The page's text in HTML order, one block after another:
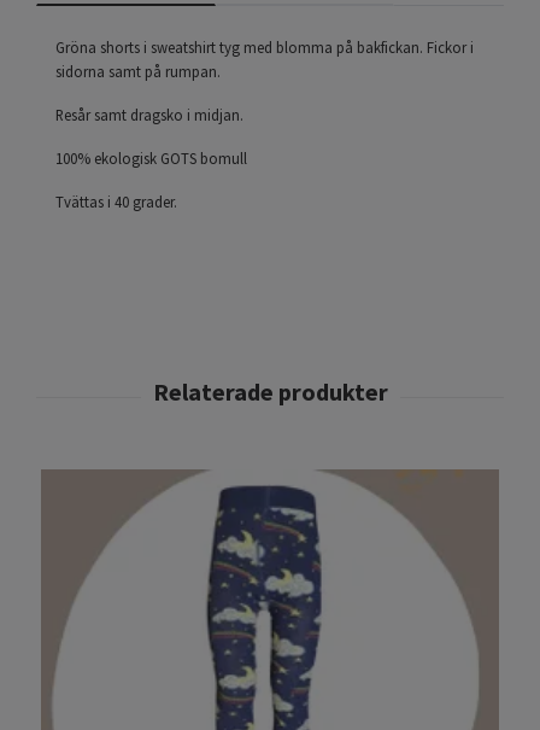
Gröna shorts i sweatshirt tyg med blomma på bakfickan. Fickor i
sidorna samt på rumpan.
Resår samt dragsko i midjan.
100% ekologisk GOTS bomull
Tvättas i 40 grader.